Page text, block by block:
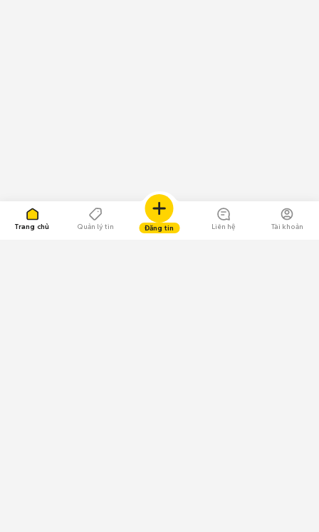
Trang chủ Quản lý tin Đăng tin Liên hệ Tài khoản